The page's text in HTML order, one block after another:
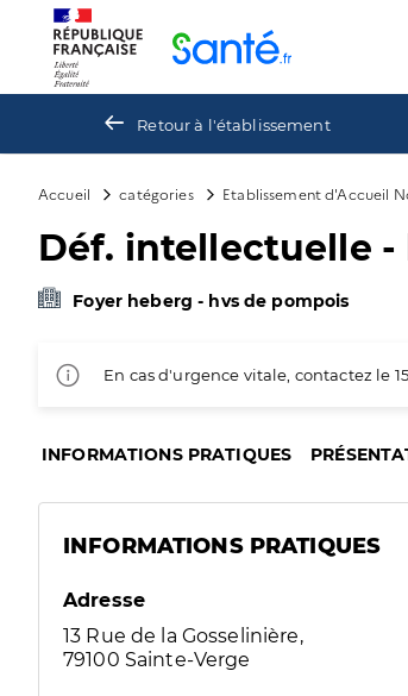
Retour à l'établissement
Accueil catégories Etablissement d'Accueil
Déf. intellectuelle
Foyer heberg - hvs de pompois
En cas d'urgence vitale, contactez le
INFORMATIONS PRATIQUES
INFORMATIONS PRATIQUES
Adresse
13 Rue de la Gosselinière,
79100 Sainte-Verge
Panneau de gestion des cookies